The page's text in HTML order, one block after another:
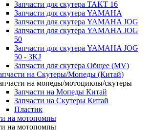
Запчасти для скутера TAKT 16
Запчасти для скутера YAMAHA
Запчасти для скутера YAMAHA JOG
Запчасти для скутера YAMAHA JOG
50
Запчасти для скутера YAMAHA JOG
50 - 3KJ
Запчасти для скутера Общее (MV)
на Скутеры/Мопеды (Китай)
на мопеды/мотоциклы/скутеры
Запчасти на Мопеды Китай
Запчасти на Скутеры Китай
Пластик
на мотопомпы
на мотопомпы